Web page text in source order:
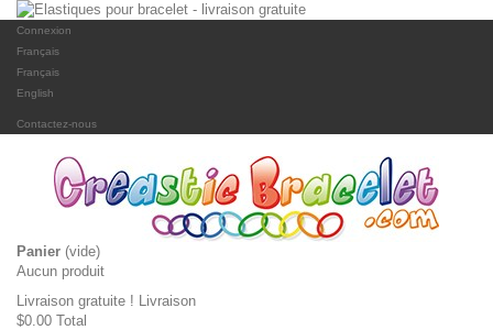
Connexion
Français
Français
English
Contactez-nous
Panier (vide)
Aucun produit
Livraison gratuite ! Livraison
$0.00 Total